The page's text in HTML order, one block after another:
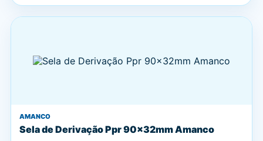
AMANCO
Sela de Derivação Ppr 90x32mm Amanco